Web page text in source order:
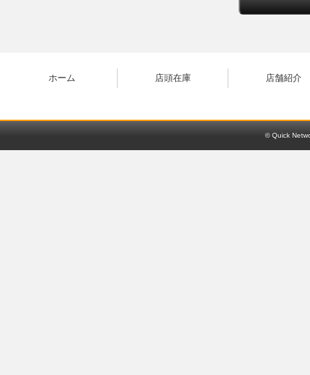
ホーム 店頭在庫 店舗紹介
© Quick